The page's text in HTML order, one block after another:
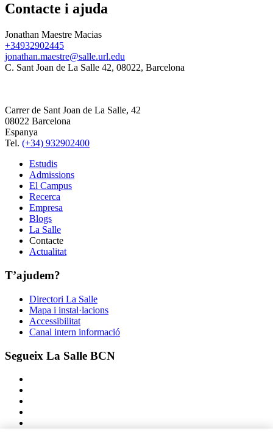
Contacte i ajuda
Jonathan Maestre Macias
+34932902445
jonathan.maestre@salle.url.edu
C. Sant Joan de La Salle 42, 08022, Barcelona
Carrer de Sant Joan de La Salle, 42
08022 Barcelona
Espanya
Tel. (+34) 932902400
Estudis
Admissions
El Campus
Recerca
Empresa
Blogs
La Salle
Contacte
Actualitat
T’ajudem?
Directori La Salle
Mapa i instal·lacions
Accessibilitat
Canal intern informació
Segueix La Salle BCN